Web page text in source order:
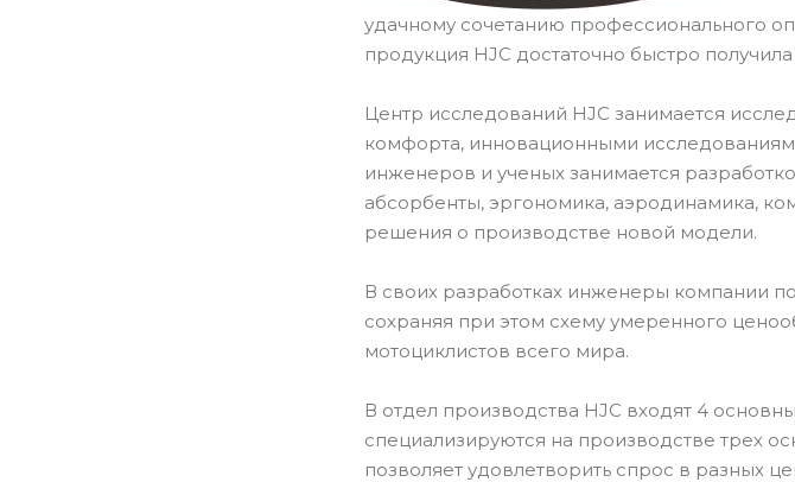
удачному сочетанию профессионального
продукция HJC достаточно быстро
Центр исследований HJC занимается
комфорта, инновационными
инженеров и ученых занимается
абсорбенты, эргономика, аэродинамика,
решения о производстве новой модели.
В своих разработках инженеры компании
сохраняя при этом схему умеренного
мотоциклистов всего мира.
В отдел производства HJC входят 4
специализируются на производстве трех
позволяет удовлетворить спрос в разных